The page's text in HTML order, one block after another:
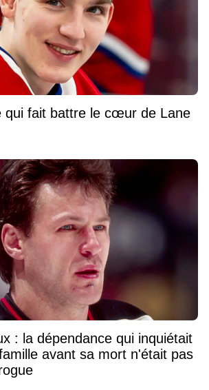
qui fait battre le cœur de Lane
: la dépendance qui inquiétait
avant sa mort n'était pas